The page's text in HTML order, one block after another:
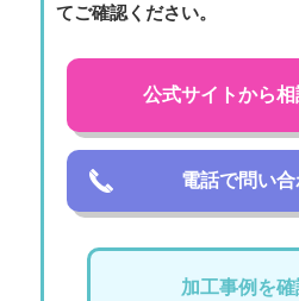
てご確認ください。
公式サイトから
電話で問い
加工事例を